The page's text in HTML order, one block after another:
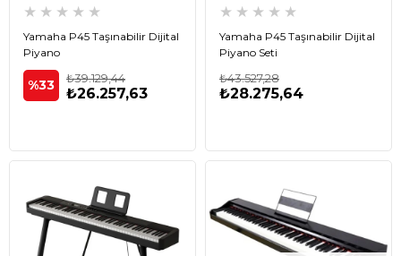
★ ★ ★ ★ ★
Yamaha P45 Taşınabilir Dijital
Piyano
%33 ₺26.257,63
₺39.129,44
★ ★ ★ ★ ★
Yamaha P45 Taşınabilir Dijital
Piyano Seti
₺28.275,64
₺43.527,28